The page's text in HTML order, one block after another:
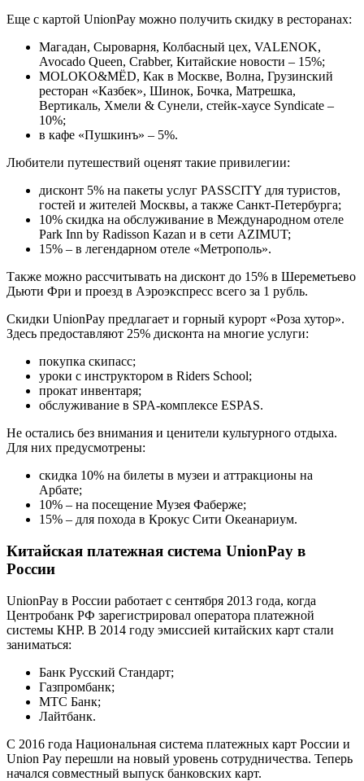
Еще с картой UnionPay можно получить скидку в ресторанах:
Магадан, Сыроварня, Колбасный цех, VALENOK,
Avocado Queen, Crabber, Китайские новости – 15%;
MOLOKO&MЁD, Как в Москве, Волна, Грузинский
ресторан «Казбек», Шинок, Бочка, Матрешка,
Вертикаль, Хмели & Сунели, стейк-хаусе Syndicate –
10%;
в кафе «Пушкинъ» – 5%.
Любители путешествий оценят такие привилегии:
дисконт 5% на пакеты услуг PASSCITY для туристов,
гостей и жителей Москвы, а также Санкт-Петербурга;
10% скидка на обслуживание в Международном отеле
Park Inn by Radisson Kazan и в сети AZIMUT;
15% – в легендарном отеле «Метрополь».
Также можно рассчитывать на дисконт до 15% в Шереметьево
Дьюти Фри и проезд в Аэроэкспресс всего за 1 рубль.
Скидки UnionPay предлагает и горный курорт «Роза хутор».
Здесь предоставляют 25% дисконта на многие услуги:
покупка скипасс;
уроки с инструктором в Riders School;
прокат инвентаря;
обслуживание в SPA-комплексе ESPAS.
Не остались без внимания и ценители культурного отдыха.
Для них предусмотрены:
скидка 10% на билеты в музеи и аттракционы на
Арбате;
10% – на посещение Музея Фаберже;
15% – для похода в Крокус Сити Океанариум.
Китайская платежная система UnionPay в
России
UnionPay в России работает с сентября 2013 года, когда
Центробанк РФ зарегистрировал оператора платежной
системы КНР. В 2014 году эмиссией китайских карт стали
заниматься:
Банк Русский Стандарт;
Газпромбанк;
МТС Банк;
Лайтбанк.
С 2016 года Национальная система платежных карт России и
Union Pay перешли на новый уровень сотрудничества. Теперь
начался совместный выпуск банковских карт.